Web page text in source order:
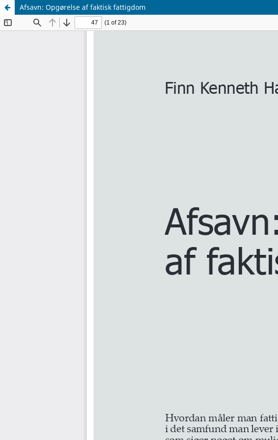
Afsavn: Opgørelse af faktisk fattigdom